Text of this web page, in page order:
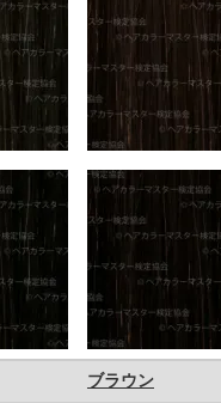
ブラウン
ブラウン